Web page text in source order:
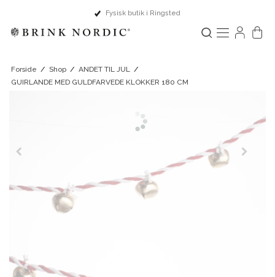
Fysisk butik i Ringsted
Forside / Shop / ANDET TIL JUL /
GUIRLANDE MED GULDFARVEDE KLOKKER 180 CM